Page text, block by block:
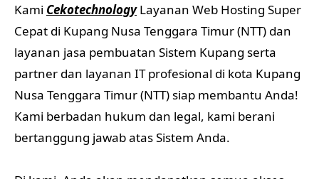
Kami CekotechnologyLayanan Web Hosting Super
Cepat di Kupang Nusa Tenggara Timur (NTT) dan
layanan jasa pembuatan Sistem Kupang serta
partner dan layanan IT profesional di kota Kupang
Nusa Tenggara Timur (NTT) siap membantu Anda!
Kami berbadan hukum dan legal, kami berani
bertanggung jawab atas Sistem Anda.